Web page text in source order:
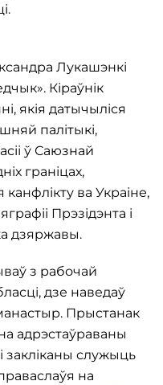
Лукашэнкі
Кіраўнік
якія датычыліся
палітыкі,
ў Саюзнай
граніцах,
ва Украіне,
Прэзідэнта і
дзяржавы.
з рабочай
дзе наведаў
Прыстанак
адрэстаўраваны
служыць
на